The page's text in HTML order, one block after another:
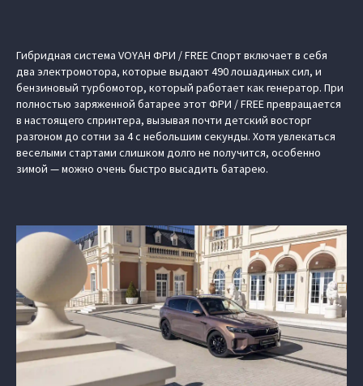
Гибридная система VOYAH ФРИ / FREE Спорт включает в себя
два электромотора, которые выдают 490 лошадиных сил, и
бензиновый турбомотор, который работает как генератор. При
полностью заряженной батарее этот ФРИ / FREE превращается
в настоящего спринтера, вызывая почти детский восторг
разгоном до сотни за 4 с небольшим секунды. Хотя увлекаться
веселыми стартами слишком долго не получится, особенно
зимой — можно очень быстро высадить батарею.